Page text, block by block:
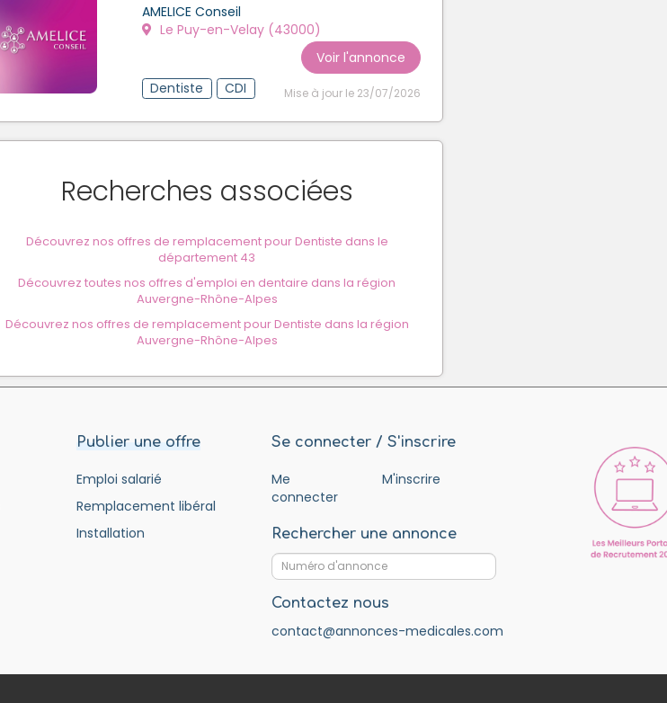
AMELICE Conseil
Le Puy-en-Velay (43000)
Voir l'annonce
Dentiste
CDI Mise à jour le 23/07/2026
Recherches associées
Découvrez nos offres de remplacement pour Dentiste dans le
département 43
Découvrez toutes nos offres d'emploi en dentaire dans la région
Auvergne-Rhône-Alpes
Découvrez nos offres de remplacement pour Dentiste dans la région
Auvergne-Rhône-Alpes
Publier une offre
Emploi salarié
Remplacement libéral
Installation
Se connecter / S'inscrire
Me
connecter
M'inscrire
Rechercher une annonce
Contactez nous
contact@annonces-medicales.com